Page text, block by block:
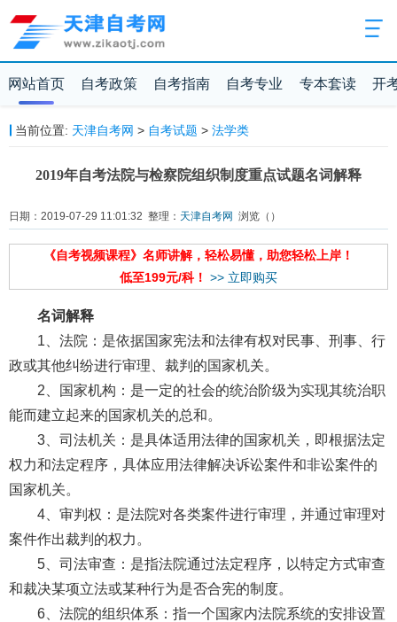
网站首页 自考政策 自考指南 自考专业 专本套读 开
当前位置: 天津自考网 > 自考试题 > 法学类
2019年自考法院与检察院组织制度重点试题名词解释
日期：2019-07-29 11:01:32 整理： 天津自考网 浏览（ ）
《自考视频课程》名师讲解，轻松易懂，助您轻松上岸！
低至199元/科！ >> 立即购买
名词解释
1、法院：是依据国家宪法和法律有权对民事、刑事、行
政或其他纠纷进行审理、裁判的国家机关。
2、国家机构：是一定的社会的统治阶级为实现其统治职
能而建立起来的国家机关的总和。
3、司法机关：是具体适用法律的国家机关，即根据法定
权力和法定程序，具体应用法律解决诉讼案件和非讼案件的
国家机关。
4、审判权：是法院对各类案件进行审理，并通过审理对
案件作出裁判的权力。
5、司法审查：是指法院通过法定程序，以特定方式审查
和裁决某项立法或某种行为是否合宪的制度。
6、法院的组织体系：指一个国家内法院系统的安排设置